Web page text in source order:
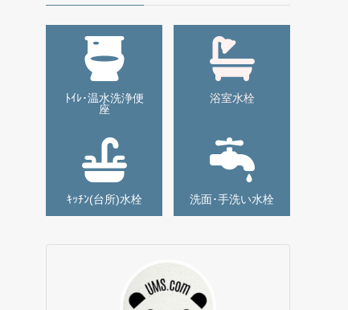
ﾄｲﾚ･温水洗浄便
座
浴室水栓
ｷｯﾁﾝ(台所)水栓 洗面･手洗い水栓